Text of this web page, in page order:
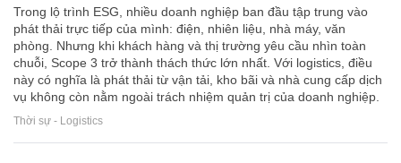
Trong lộ trình ESG, nhiều doanh nghiệp ban đầu tập trung vào
phát thải trực tiếp của mình: điện, nhiên liệu, nhà máy, văn
phòng. Nhưng khi khách hàng và thị trường yêu cầu nhìn toàn
chuỗi, Scope 3 trở thành thách thức lớn nhất. Với logistics, điều
này có nghĩa là phát thải từ vận tải, kho bãi và nhà cung cấp dịch
vụ không còn nằm ngoài trách nhiệm quản trị của doanh nghiệp.
Thời sự - Logistics